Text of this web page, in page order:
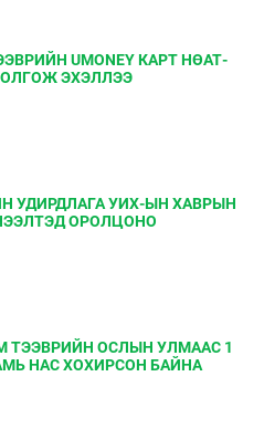
UMONEY КАРТ НӨАТ-
ЭХЭЛЛЭЭ
УДИРДЛАГА УИХ-ЫН ХАВРЫН
ОРОЛЦОНО
ТЭЭВРИЙН ОСЛЫН УЛМААС 1
НАС ХОХИРСОН БАЙНА